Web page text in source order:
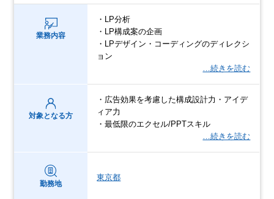
業務内容
・LP分析
・LP構成案の企画
・LPデザイン・コーディングのディレクシ
ョン
…続きを読む
対象となる方
・広告効果を考慮した構成設計力・アイデ
ィア力
・最低限のエクセル/PPTスキル
…続きを読む
勤務地
東京都